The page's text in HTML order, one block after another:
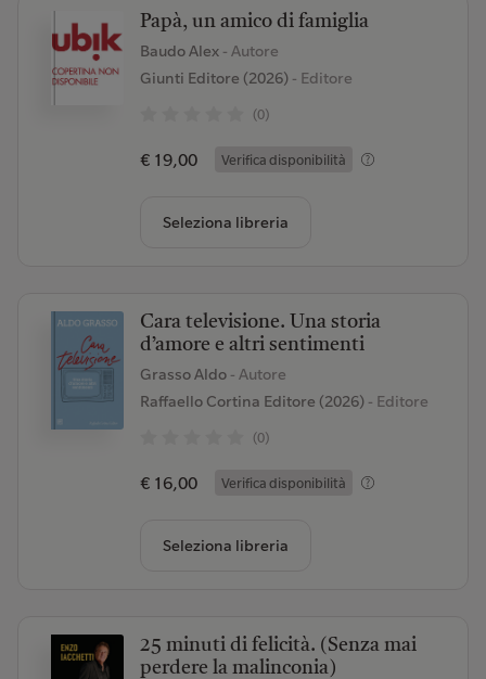
Papà, un amico di famiglia
Baudo Alex - Autore
Giunti Editore (2026)- Editore
(0)
€ 19,00 Verifica disponibilità
Seleziona libreria
Cara televisione. Una storia
d’amore e altri sentimenti
Grasso Aldo - Autore
Raffaello Cortina Editore (2026)- Editore
(0)
€ 16,00 Verifica disponibilità
Seleziona libreria
25 minuti di felicità. (Senza mai
perdere la malinconia)